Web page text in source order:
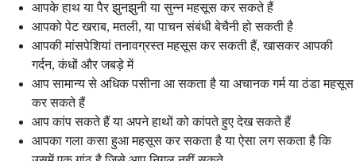
आपके हाथ या पैर झुनझुनी या सुन्न महसूस कर सकते हैं
आपको पेट खराब, मतली, या पाचन संबंधी बेचैनी हो सकती है
आपकी मांसपेशियां तनावग्रस्त महसूस कर सकती हैं, खासकर आपकी
गर्दन, कंधों और जबड़े में
आप सामान्य से अधिक पसीना आ सकता है या अचानक गर्म या ठंडा महसूस
कर सकते हैं
आप कांप सकते हैं या अपने हाथों को कांपते हुए देख सकते हैं
आपका गला कसा हुआ महसूस कर सकता है या ऐसा लग सकता है कि